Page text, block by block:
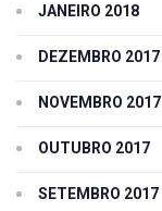
JANEIRO 2018
DEZEMBRO 2017
NOVEMBRO 2017
OUTUBRO 2017
SETEMBRO 2017